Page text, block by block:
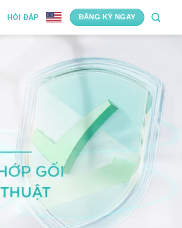
HỎI ĐÁP ĐĂNG KÝ NGAY